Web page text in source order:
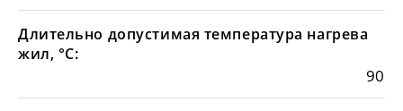
Длительно допустимая температура нагрева
жил, °С:
90